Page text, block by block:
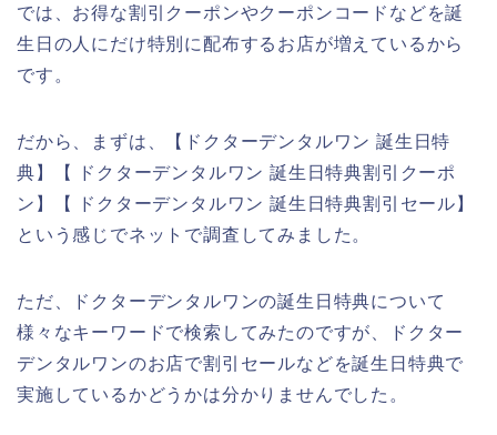
では、お得な割引クーポンやクーポンコードなどを誕
生日の人にだけ特別に配布するお店が増えているから
です。
だから、まずは、【ドクターデンタルワン 誕生日特
典】【 ドクターデンタルワン 誕生日特典割引クーポ
ン】【 ドクターデンタルワン 誕生日特典割引セール】
という感じでネットで調査してみました。
ただ、ドクターデンタルワンの誕生日特典について
様々なキーワードで検索してみたのですが、ドクター
デンタルワンのお店で割引セールなどを誕生日特典で
実施しているかどうかは分かりませんでした。